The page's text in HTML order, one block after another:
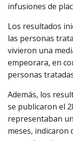
infusiones de
Los resultados
las personas
vivieron una
empeorara, en
personas
Además, los
se publicaron el
representaban
meses, indicaron